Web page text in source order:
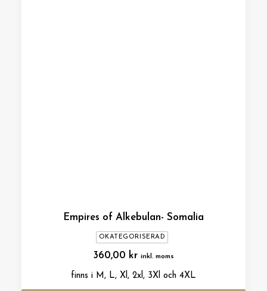
Empires of Alkebulan- Somalia
OKATEGORISERAD
360,00 kr inkl. moms
finns i M, L, Xl, 2xl, 3Xl och 4XL